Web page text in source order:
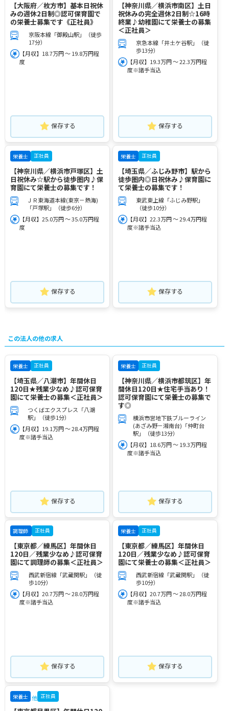
【大阪府／枚方市】基本日祝休
みの週休2日制◎認可保育園で
の栄養士募集です《正社員》
京阪本線「御殿山駅」（徒歩
17分）
【月収】18.7万円 ～ 19.8万円程
度
保存する
【神奈川県／横浜市南区】土日
祝休みの完全週休2日制☆16時
終業♪幼稚園にて栄養士の募集
＜正社員＞
京急本線「井土ケ谷駅」（徒
歩13分）
【月収】19.3万円 ～ 22.3万円程
度※諸手当込
保存する
栄養士 正社員
【神奈川県／横浜市戸塚区】土
日祝休み☆駅から徒歩圏内♪保
育園にて栄養士の募集です！
ＪＲ東海道本線(東京－熱海)
「戸塚駅」（徒歩6分）
【月収】25.0万円 ～ 35.0万円程
度
保存する
栄養士 正社員
【埼玉県／ふじみ野市】駅から
徒歩圏内◎日祝休み♪保育園に
て栄養士の募集です！
東武東上線「ふじみ野駅」
（徒歩10分）
【月収】22.3万円 ～ 29.4万円程
度※諸手当込
保存する
この法人の他の求人
栄養士 正社員
【埼玉県／八潮市】年間休日
120日★残業少なめ♪認可保育
園にて栄養士の募集＜正社員＞
つくばエクスプレス「八潮
駅」（徒歩1分）
【月収】19.1万円 ～ 28.4万円程
度※諸手当込
保存する
栄養士 正社員
【神奈川県／横浜市都筑区】年
間休日120日★住宅手当あり！
認可保育園にて栄養士の募集で
す◎
横浜市営地下鉄ブルーライン
(あざみ野－湘南台)「仲町台
駅」（徒歩13分）
【月収】18.6万円 ～ 19.3万円程
度※諸手当込
保存する
調理師 正社員
【東京都／練馬区】年間休日
120日／残業少なめ♪認可保育
園にて調理師の募集＜正社員＞
西武新宿線「武蔵関駅」（徒
歩10分）
【月収】20.7万円 ～ 28.0万円程
度※諸手当込
保存する
栄養士 正社員
【東京都／練馬区】年間休日
120日／残業少なめ♪認可保育
園にて栄養士の募集＜正社員＞
西武新宿線「武蔵関駅」（徒
歩10分）
【月収】20.7万円 ～ 28.0万円程
度※諸手当込
保存する
栄養士 他 正社員